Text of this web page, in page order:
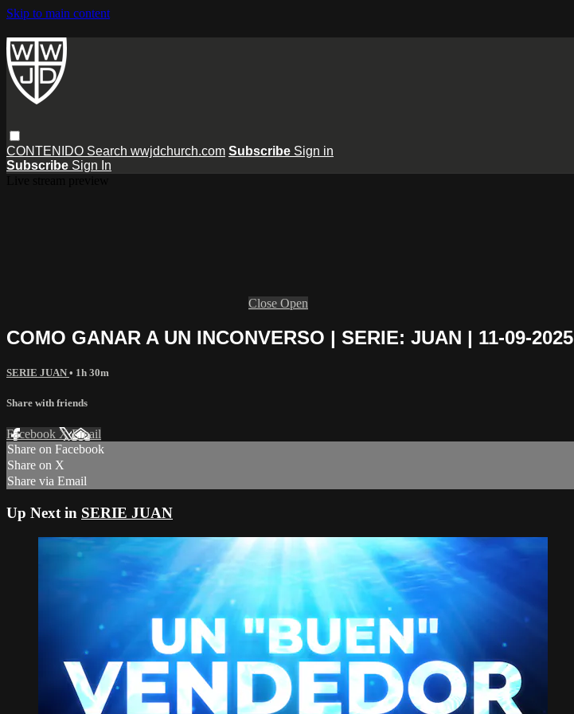
Skip to main content
CONTENIDO Search wwjdchurch.com Subscribe Sign in
Subscribe Sign In
Close Open
COMO GANAR A UN INCONVERSO | SERIE: JUAN | 11-09-2025
SERIE JUAN • 1h 30m
Share with friends
Facebook XEmail
Share on Facebook
Share on X
Share via Email
Up Next in SERIE JUAN